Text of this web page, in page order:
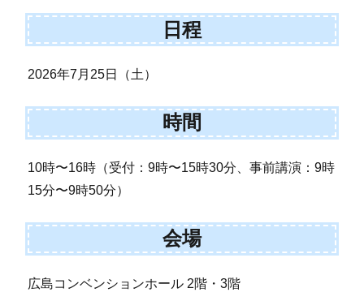
日程
2026年7月25日（土）
時間
10時〜16時（受付：9時〜15時30分、事前講演：9時
15分〜9時50分）
会場
広島コンベンションホール 2階・3階